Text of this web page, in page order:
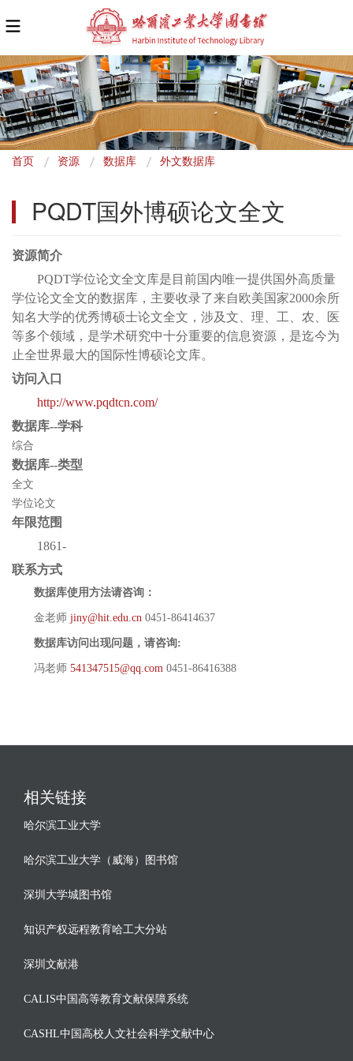
面
首页 资源 数据库 外文数据库
PQDT国外博硕论文全文
资源简介
PQDT学位论文全文库是目前国内唯一提供国外高质量
学位论文全文的数据库，主要收录了来自欧美国家2000余所
知名大学的优秀博硕士论文全文，涉及文、理、工、农、医
等多个领域，是学术研究中十分重要的信息资源，是迄今为
止全世界最大的国际性博硕论文库。
访问入口
http://www.pqdtcn.com/
数据库--学科
综合
数据库--类型
全文
学位论文
年限范围
1861-
联系方式
数据库使用方法请咨询：
金老师 jiny@hit.edu.cn 0451-86414637
数据库访问出现问题，请咨询:
冯老师 541347515@qq.com 0451-86416388
相关链接
哈尔滨工业大学
哈尔滨工业大学（威海）图书馆
深圳大学城图书馆
知识产权远程教育哈工大分站
深圳文献港
CALIS中国高等教育文献保障系统
CASHL中国高校人文社会科学文献中心